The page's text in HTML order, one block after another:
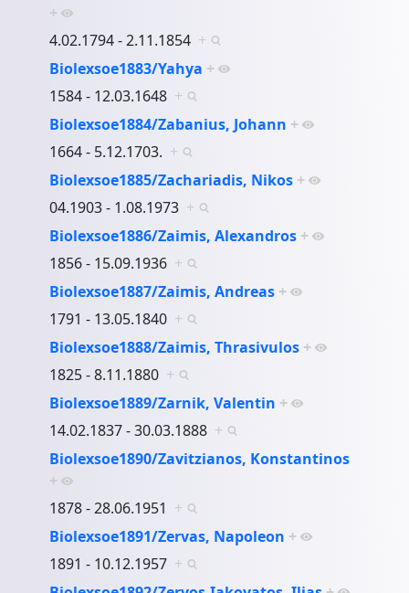
+
4.02.1794 - 2.11.1854 +
Biolexsoe1883/Yahya +
1584 - 12.03.1648 +
Biolexsoe1884/Zabanius, Johann +
1664 - 5.12.1703. +
Biolexsoe1885/Zachariadis, Nikos +
04.1903 - 1.08.1973 +
Biolexsoe1886/Zaimis, Alexandros +
1856 - 15.09.1936 +
Biolexsoe1887/Zaimis, Andreas +
1791 - 13.05.1840 +
Biolexsoe1888/Zaimis, Thrasivulos +
1825 - 8.11.1880 +
Biolexsoe1889/Zarnik, Valentin +
14.02.1837 - 30.03.1888 +
Biolexsoe1890/Zavitzianos, Konstantinos
+
1878 - 28.06.1951 +
Biolexsoe1891/Zervas, Napoleon +
1891 - 10.12.1957 +